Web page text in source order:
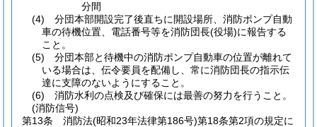
分間
(4)
分団本部開設完了後直ちに開設場所、消防ポンプ自動
車の待機位置、電話番号等を消防団長(役場)に報告する
こと。
(5)
分団本部と待機中の消防ポンプ自動車の位置が離れて
いる場合は、伝令要員を配備し、常に消防団長の指示伝
達に支障のないようにすること。
(6)
消防水利の点検及び確保には最善の努力を行うこと。
(消防信号)
第13条
消防法(昭和23年法律第186号)第18条第2項の規定に